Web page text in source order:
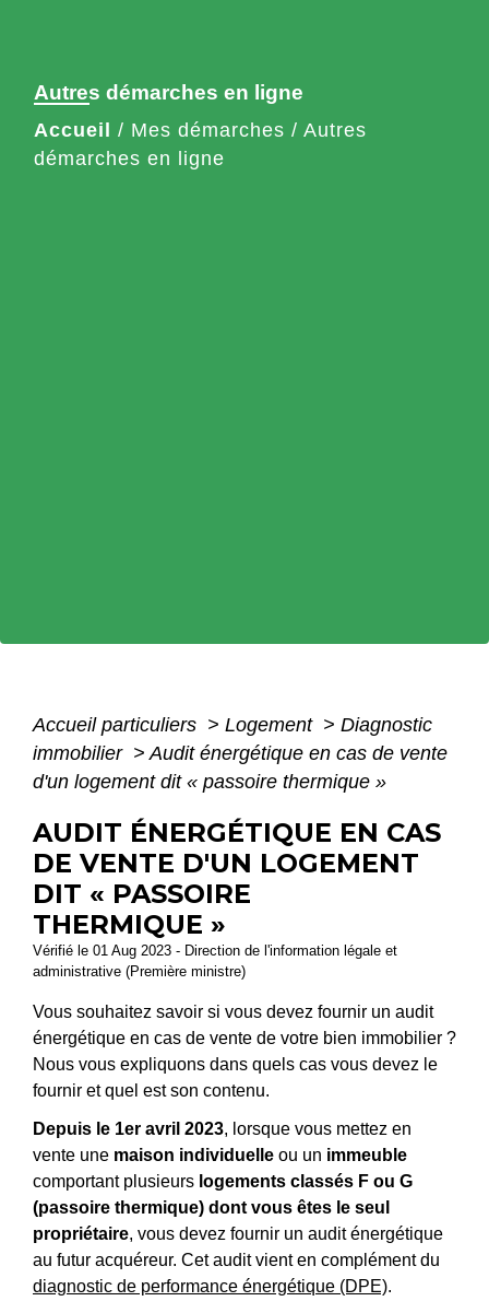
Autres démarches en ligne
Accueil / Mes démarches / Autres
démarches en ligne
Accueil particuliers > Logement > Diagnostic
immobilier > Audit énergétique en cas de vente
d'un logement dit « passoire thermique »
AUDIT ÉNERGÉTIQUE EN CAS
DE VENTE D'UN LOGEMENT
DIT « PASSOIRE
THERMIQUE »
Vérifié le 01 Aug 2023 - Direction de l'information légale et
administrative (Première ministre)
Vous souhaitez savoir si vous devez fournir un audit
énergétique en cas de vente de votre bien immobilier ?
Nous vous expliquons dans quels cas vous devez le
fournir et quel est son contenu.
Depuis le 1er avril 2023, lorsque vous mettez en
vente une maison individuelle ou un immeuble
comportant plusieurs logements classés F ou G
(passoire thermique) dont vous êtes le seul
propriétaire, vous devez fournir un audit énergétique
au futur acquéreur. Cet audit vient en complément du
diagnostic de performance énergétique (DPE).